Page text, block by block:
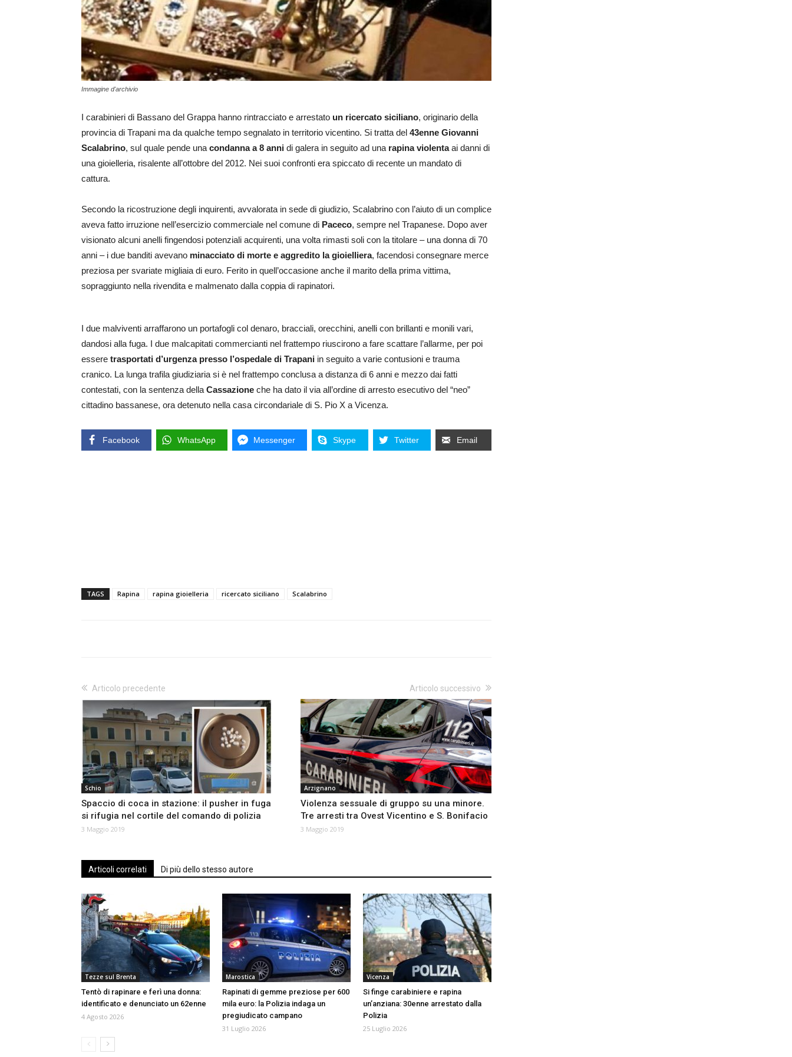
Immagine d'archivio
I carabinieri di Bassano del Grappa hanno rintracciato e arrestato un ricercato siciliano, originario della
provincia di Trapani ma da qualche tempo segnalato in territorio vicentino. Si tratta del 43enne Giovanni
Scalabrino, sul quale pende una condanna a 8 anni di galera in seguito ad una rapina violentaai danni di
una gioielleria, risalente all’ottobre del 2012. Nei suoi confronti era spiccato di recente un mandato di
cattura.
Secondo la ricostruzione degli inquirenti, avvalorata in sede di giudizio, Scalabrino con l’aiuto di un complice
aveva fatto irruzione nell’esercizio commerciale nel comune di Paceco, sempre nel Trapanese. Dopo aver
visionato alcuni anelli fingendosi potenziali acquirenti, una volta rimasti soli con la titolare – una donna di 70
anni – i due banditi avevano minacciato di morte e aggredito la gioielliera, facendosi consegnare merce
preziosa per svariate migliaia di euro. Ferito in quell’occasione anche il marito della prima vittima,
sopraggiunto nella rivendita e malmenato dalla coppia di rapinatori.
I due malviventi arraffarono un portafogli col denaro, bracciali, orecchini, anelli con brillanti e monili vari,
dandosi alla fuga. I due malcapitati commercianti nel frattempo riuscirono a fare scattare l’allarme, per poi
essere trasportati d’urgenza presso l’ospedale di Trapani in seguito a varie contusioni e trauma
cranico. La lunga trafila giudiziaria si è nel frattempo conclusa a distanza di 6 anni e mezzo dai fatti
contestati, con la sentenza della Cassazione che ha dato il via all’ordine di arresto esecutivo del “neo”
cittadino bassanese, ora detenuto nella casa circondariale di S. Pio X a Vicenza.
Facebook WhatsApp Messenger Skype Twitter Email
TAGS Rapina rapina gioielleria ricercato siciliano Scalabrino
Articolo precedente
Schio
Spaccio di coca in stazione: il pusher in fuga
si rifugia nel cortile del comando di polizia
3 Maggio 2019
Articolo successivo
Arzignano
Violenza sessuale di gruppo su una minore.
Tre arresti tra Ovest Vicentino e S. Bonifacio
3 Maggio 2019
Articoli correlati Di più dello stesso autore
Tezze sul Brenta
Tentò di rapinare e ferì una donna:
identificato e denunciato un 62enne
4 Agosto 2026
Marostica
Rapinati di gemme preziose per 600
mila euro: la Polizia indaga un
pregiudicato campano
31 Luglio 2026
Vicenza
Si finge carabiniere e rapina
un’anziana: 30enne arrestato dalla
Polizia
25 Luglio 2026